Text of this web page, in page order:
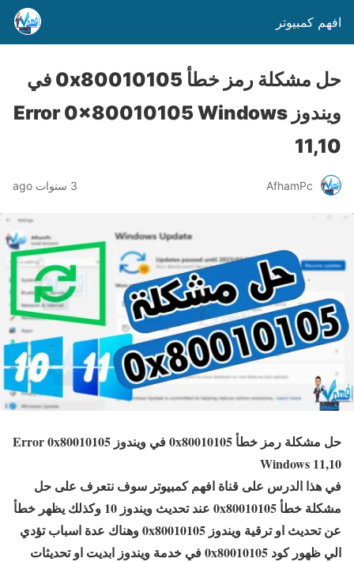
افهم كمبيوتر
حل مشكلة رمز خطأ 0x80010105 في
ويندوز Error 0x80010105 Windows
11,10
AfhamPc 3 سنوات ago
حل مشكلة رمز خطأ 0x80010105 في ويندوز Error 0x80010105
Windows 11,10
في هذا الدرس على قناة افهم كمبيوتر سوف نتعرف على حل
مشكلة خطأ 0x80010105 عند تحديث ويندوز 10 وكذلك يظهر خطأ
عن تحديث او ترقية ويندوز 0x80010105 وهناك عدة اسباب تؤدي
الي ظهور كود 0x80010105 في خدمة ويندوز ابديت او تحديثات